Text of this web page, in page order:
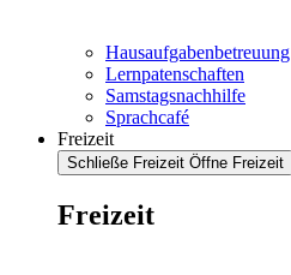
Hausaufgabenbetreuung
Lernpatenschaften
Samstagsnachhilfe
Sprachcafé
Freizeit
Schließe Freizeit Öffne Freizeit
Freizeit